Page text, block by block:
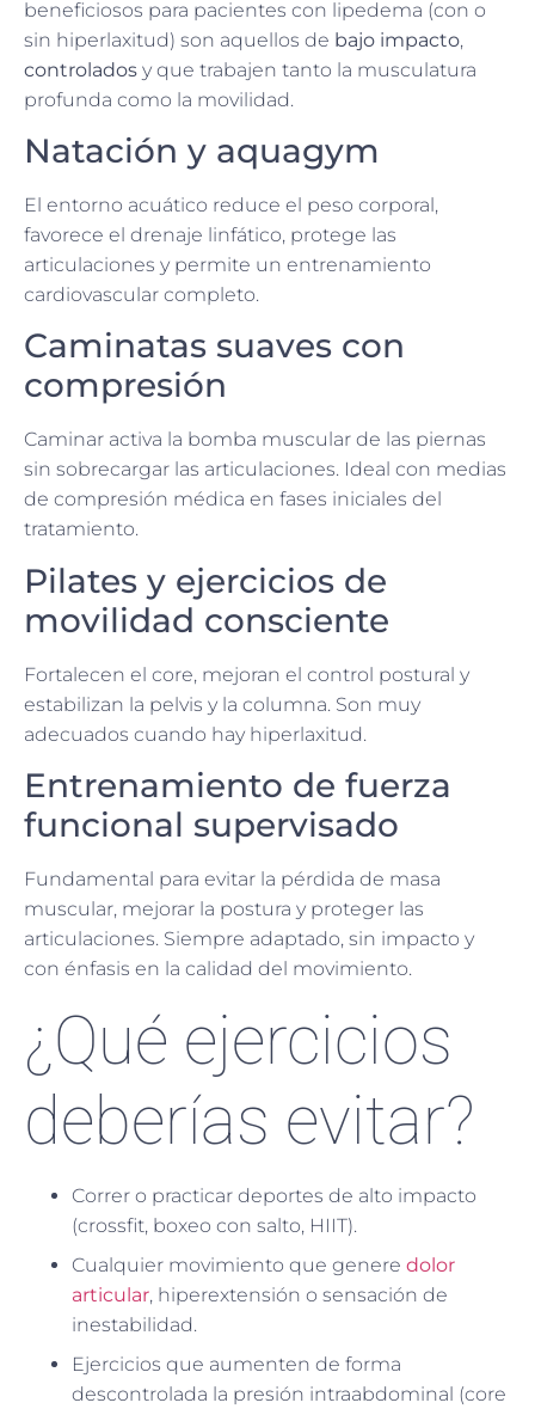
beneficiosos para pacientes con lipedema (con o
sin hiperlaxitud) son aquellos de bajo impacto,
controlados y que trabajen tanto la musculatura
profunda como la movilidad.
Natación y aquagym
El entorno acuático reduce el peso corporal,
favorece el drenaje linfático, protege las
articulaciones y permite un entrenamiento
cardiovascular completo.
Caminatas suaves con
compresión
Caminar activa la bomba muscular de las piernas
sin sobrecargar las articulaciones. Ideal con medias
de compresión médica en fases iniciales del
tratamiento.
Pilates y ejercicios de
movilidad consciente
Fortalecen el core, mejoran el control postural y
estabilizan la pelvis y la columna. Son muy
adecuados cuando hay hiperlaxitud.
Entrenamiento de fuerza
funcional supervisado
Fundamental para evitar la pérdida de masa
muscular, mejorar la postura y proteger las
articulaciones. Siempre adaptado, sin impacto y
con énfasis en la calidad del movimiento.
¿Qué ejercicios
deberías evitar?
Correr o practicar deportes de alto impacto
(crossfit, boxeo con salto, HIIT).
Cualquier movimiento que genere dolor
articular, hiperextensión o sensación de
inestabilidad.
Ejercicios que aumenten de forma
descontrolada la presión intraabdominal (core